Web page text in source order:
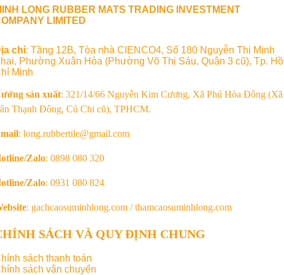
LONG RUBBER MATS TRADING INVESTMENT
LIMITED
chỉ: Tầng 12B, Tòa nhà CIENCO4, Số 180 Nguyễn Thị Minh
Phường Xuân Hòa (Phường Võ Thị Sáu, Quận 3 cũ), Tp. Hồ
Minh
sản xuất: 321/14/66 Nguyễn Kim Cương, Xã Phú Hòa Đông (Xã
Thạnh Đông, Củ Chi cũ), TPHCM.
: long.rubbertile@gmail.com
Zalo: 0898 080 320
Zalo: 0931 080 824
: gachcaosuminhlong.com / thamcaosuminhlong.com
SÁCH VÀ QUY ĐỊNH CHUNG
sách thanh toán
sách vận chuyển